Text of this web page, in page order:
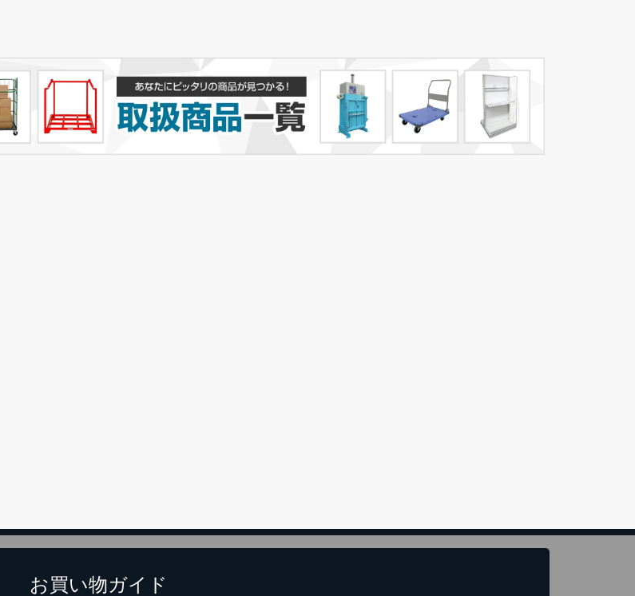
お買い物ガイド
カートへ進む
無料お見積する